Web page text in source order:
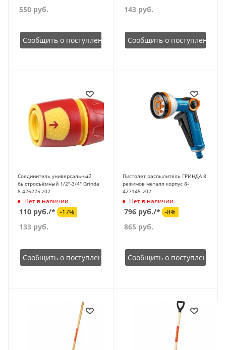
550 руб.
Сообщить о поступлении
143руб.
Сообщить о поступлении
Соединитель универсальный
быстросъёмный 1/2"-3/4" Grinda
8 426225 z02
Нет в наличии
110 руб./* -17%
133 руб.
Сообщить о поступлении
Пистолет распылитель ГРИНДА 8
режимов металл корпус 8-
427145_z02
Нет в наличии
796 руб./* -8%
865руб.
Сообщить о поступлении